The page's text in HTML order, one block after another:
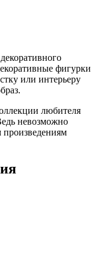
фигурки
или интерьеру
любителя
невозможно